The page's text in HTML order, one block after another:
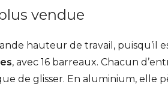
vendue
hauteur de travail, puisqu’il
, avec 16 barreaux. Chacun
de glisser. En aluminium, elle